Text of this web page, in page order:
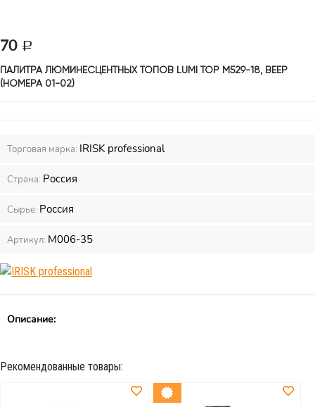
70
ПАЛИТРА ЛЮМИНЕСЦЕНТНЫХ ТОПОВ LUMI TOP М529-18, ВЕЕР
(НОМЕРА 01-02)
Торговая марка: IRISK professional
Страна: Россия
Сырье: Россия
Артикул: М006-35
Описание:
Рекомендованные товары: